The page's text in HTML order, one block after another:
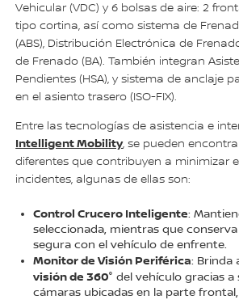
Vehicular (VDC) y 6 bolsas de aire: 2
tipo cortina, así como sistema de
(ABS), Distribución Electrónica de
de Frenado (BA). También integran
Pendientes (HSA), y sistema de anclaje
en el asiento trasero (ISO-FIX).
Entre las tecnologías de asistencia e
Intelligent Mobility, se pueden
diferentes que contribuyen a minimizar
incidentes, algunas de ellas son:
Control Crucero Inteligente:
seleccionada, mientras que
segura con el vehículo de enfrente.
Monitor de Visión Periférica: Brinda
visión de 360° del vehículo gracias a
cámaras ubicadas en la parte